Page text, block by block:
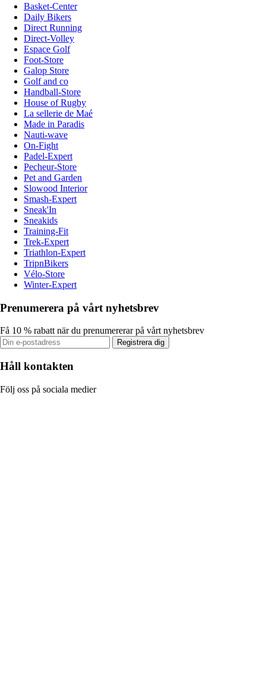
Basket-Center
Daily Bikers
Direct Running
Direct-Volley
Espace Golf
Foot-Store
Galop Store
Golf and co
Handball-Store
House of Rugby
La sellerie de Maé
Made in Paradis
Nauti-wave
On-Fight
Padel-Expert
Pecheur-Store
Pet and Garden
Slowood Interior
Smash-Expert
Sneak'In
Sneakids
Training-Fit
Trek-Expert
Triathlon-Expert
TripnBikers
Vélo-Store
Winter-Expert
Prenumerera på vårt nyhetsbrev
Få 10 % rabatt när du prenumererar på vårt nyhetsbrev
Registrera dig
Håll kontakten
Följ oss på sociala medier